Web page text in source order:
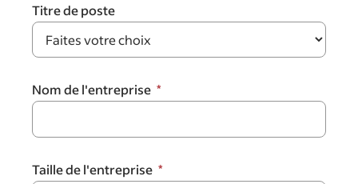
Titre de poste
Nom de l'entreprise
Taille de l'entreprise